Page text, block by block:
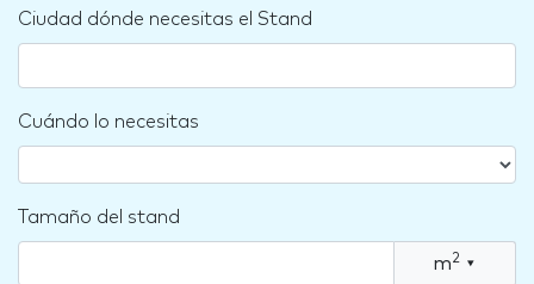
Ciudad dónde necesitas el Stand
Cuándo lo necesitas
Tamaño del stand
m2 ▾